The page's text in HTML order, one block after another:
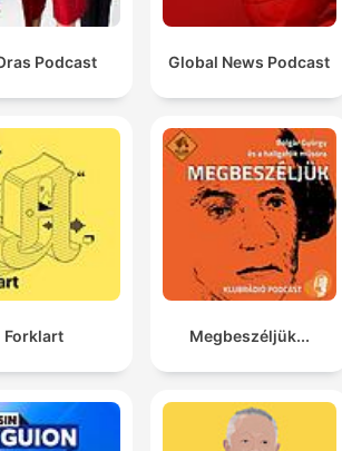
Podcast Global News Podcast
Forklart Megbeszéljük...